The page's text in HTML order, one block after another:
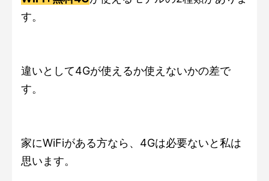
す。
違いとして4Gが使えるか使えないかの差で
す。
家にWiFiがある方なら、4Gは必要ないと私は
思います。